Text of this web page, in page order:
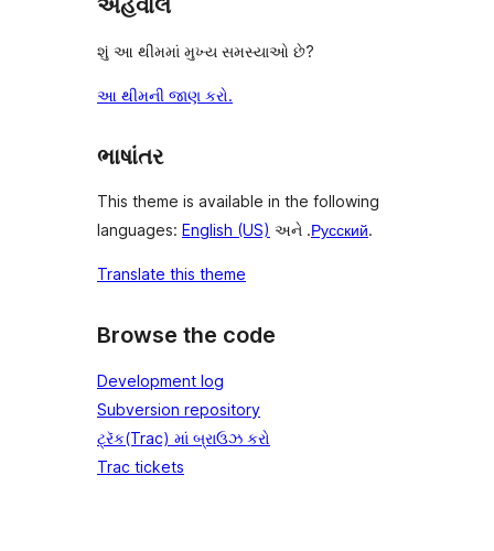
અહેવાલ
શું આ થીમમાં મુખ્ય સમસ્યાઓ છે?
આ થીમની જાણ કરો.
ભાષાંતર
This theme is available in the following
languages: English (US) અને .Русский.
Translate this theme
Browse the code
Development log
Subversion repository
ટ્રૅક(Trac) માં બ્રાઉઝ કરો
Trac tickets